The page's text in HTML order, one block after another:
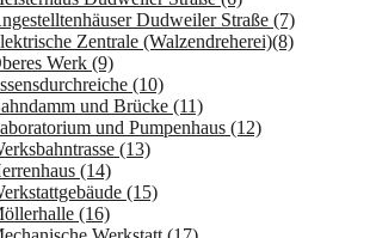
Dudweiler Straße (7)
Zentrale (Walzendreherei)(8)
Werk (9)
(10)
und Brücke (11)
und Pumpenhaus (12)
(13)
(14)
(15)
(16)